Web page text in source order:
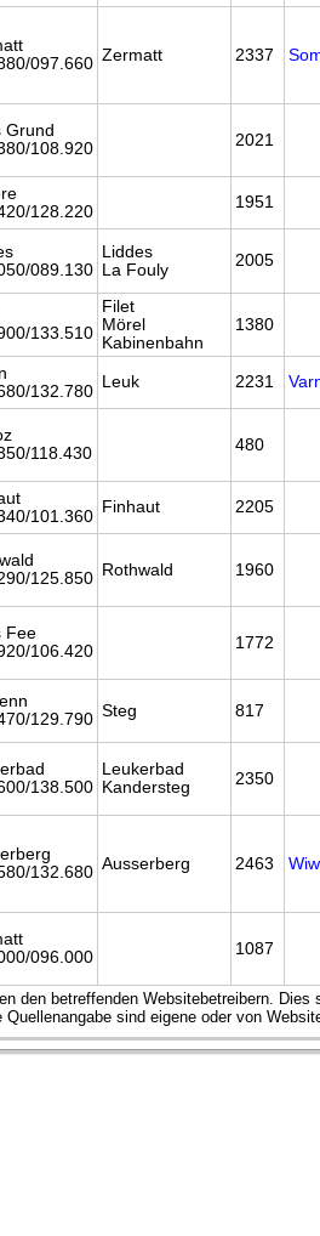
den betreffenden Websitebetreibern.
Quellenangabe sind eigene oder von
097.660 Zermatt 2337
Grund
108.920
2021
128.220
1951
089.130
Liddes
La Fouly
2005
133.510
Filet
Mörel
Kabinenbahn
1380
132.780
Leuk 2231
118.430
480
101.360
Finhaut 2205
125.850 Rothwald 1960
Fee
106.420
1772
129.790 Steg 817
138.500
Leukerbad
Kandersteg
2350
132.680 Ausserberg 2463
096.000
1087